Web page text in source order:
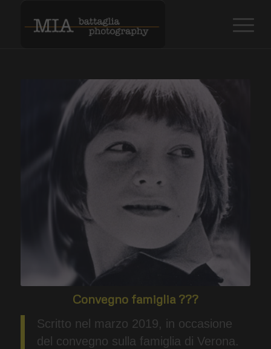
Convegno famiglia ???
Scritto nel marzo 2019, in occasione
del convegno sulla famiglia di Verona.